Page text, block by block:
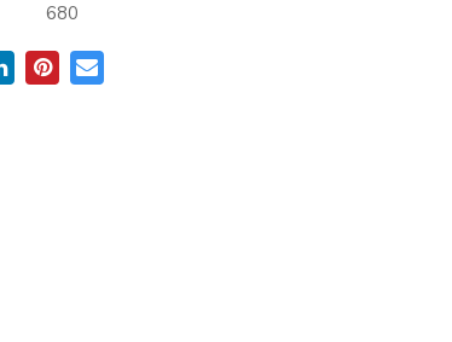
680